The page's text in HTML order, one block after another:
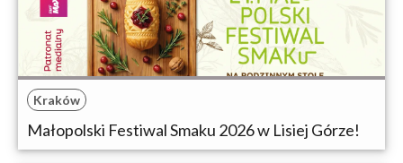
Kraków
Małopolski Festiwal Smaku 2026 w Lisiej Górze!